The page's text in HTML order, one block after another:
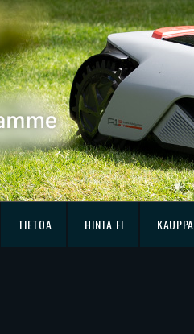
TIETOA HINTA.FI KAUPPA